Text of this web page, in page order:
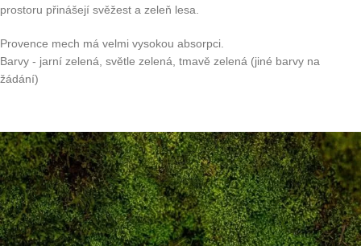
prostoru přinášejí svěžest a zeleň lesa.
Provence mech má velmi vysokou absorpci.
Barvy - jarní zelená, světle zelená, tmavě zelená (jiné barvy na
žádání)